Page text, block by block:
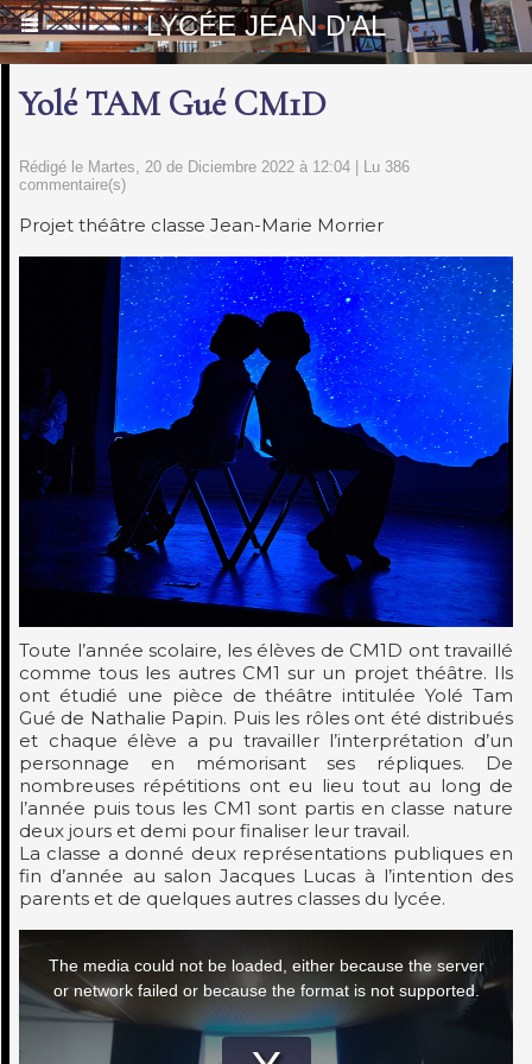
LYCÉE JEAN D'AL
Yolé TAM Gué CM1D
Rédigé le Martes, 20 de Diciembre 2022 à 12:04 | Lu 386
commentaire(s)
Projet théâtre classe Jean-Marie Morrier
Toute l’année scolaire, les élèves de CM1D ont travaillé
comme tous les autres CM1 sur un projet théâtre. Ils
ont étudié une pièce de théâtre intitulée Yolé Tam
Gué de Nathalie Papin. Puis les rôles ont été distribués
et chaque élève a pu travailler l’interprétation d’un
personnage en mémorisant ses répliques. De
nombreuses répétitions ont eu lieu tout au long de
l’année puis tous les CM1 sont partis en classe nature
deux jours et demi pour finaliser leur travail.
La classe a donné deux représentations publiques en
fin d’année au salon Jacques Lucas à l’intention des
parents et de quelques autres classes du lycée.